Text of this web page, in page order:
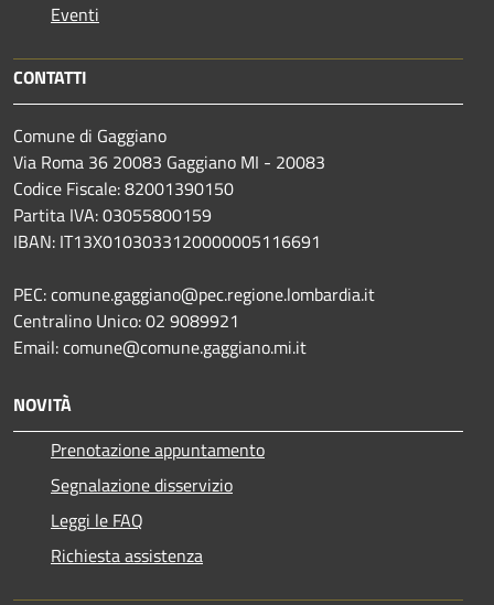
Eventi
CONTATTI
Comune di Gaggiano
Via Roma 36 20083 Gaggiano MI - 20083
Codice Fiscale: 82001390150
Partita IVA: 03055800159
IBAN: IT13X0103033120000005116691
PEC: comune.gaggiano@pec.regione.lombardia.it
Centralino Unico: 02 9089921
Email: comune@comune.gaggiano.mi.it
NOVITÀ
Prenotazione appuntamento
Segnalazione disservizio
Leggi le FAQ
Richiesta assistenza